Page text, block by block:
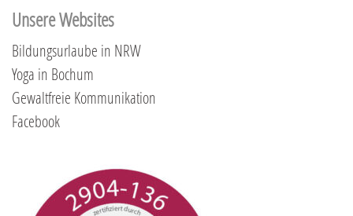
Unsere Websites
Bildungsurlaube in NRW
Yoga in Bochum
Gewaltfreie Kommunikation
Facebook